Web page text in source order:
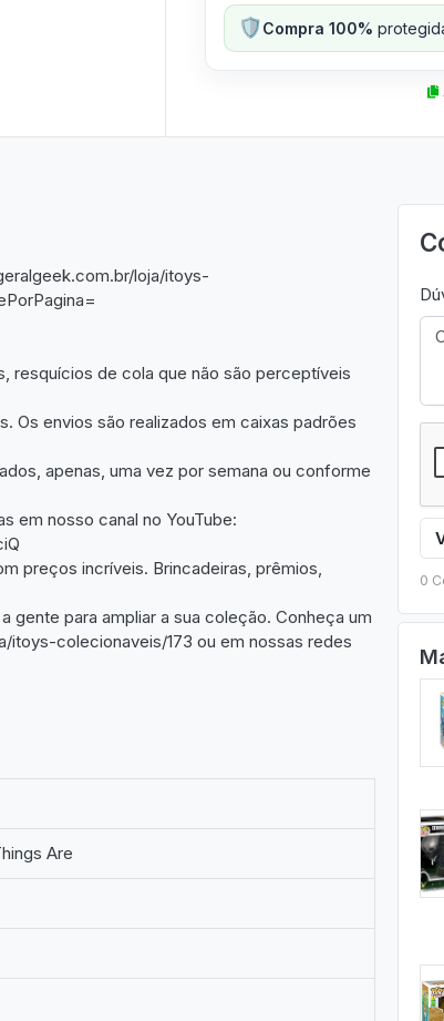
🛡️Compra 100%
loja/itoys-
resquícios de cola que não são perceptíveis
Os envios são realizados em caixas padrões
apenas, uma vez por semana ou conforme
em nosso canal no YouTube:
preços incríveis. Brincadeiras, prêmios,
para ampliar a sua coleção. Conheça um
colecionaveis/173 ou em nossas redes
Are
0